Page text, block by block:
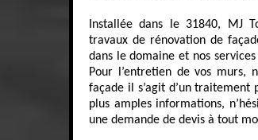
Installée dans le 31840, MJ
travaux de rénovation de
dans le domaine et nos
Pour l’entretien de vos murs,
façade il s’agit d’un traitement
plus amples informations,
une demande de devis à tout